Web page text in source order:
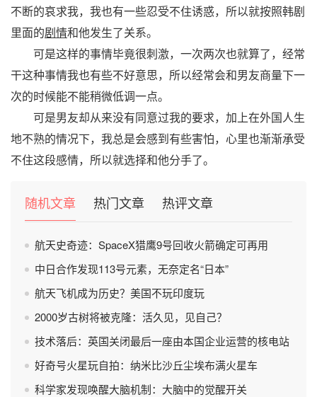
不断的哀求我，我也有一些忍受不住诱惑，所以就按照韩剧
里面的剧情和他发生了关系。
可是这样的事情毕竟很刺激，一次两次也就算了，经常
干这种事情我也有些不好意思，所以经常会和男友商量下一
次的时候能不能稍微低调一点。
可是男友却从来没有同意过我的要求，加上在外国人生
地不熟的情况下，我总是会感到有些害怕，心里也渐渐承受
不住这段感情，所以就选择和他分手了。
随机文章 热门文章 热评文章
航天史奇迹：SpaceX猎鹰9号回收火箭确定可再用
中日合作发现113号元素，无奈定名“日本”
航天飞机成为历史？美国不玩印度玩
2000岁古树将被克隆：活久见，见自己？
技术落后：英国关闭最后一座由本国企业运营的核电站
好奇号火星玩自拍：纳米比沙丘尘埃布满火星车
科学家发现唤醒大脑机制：大脑中的觉醒开关